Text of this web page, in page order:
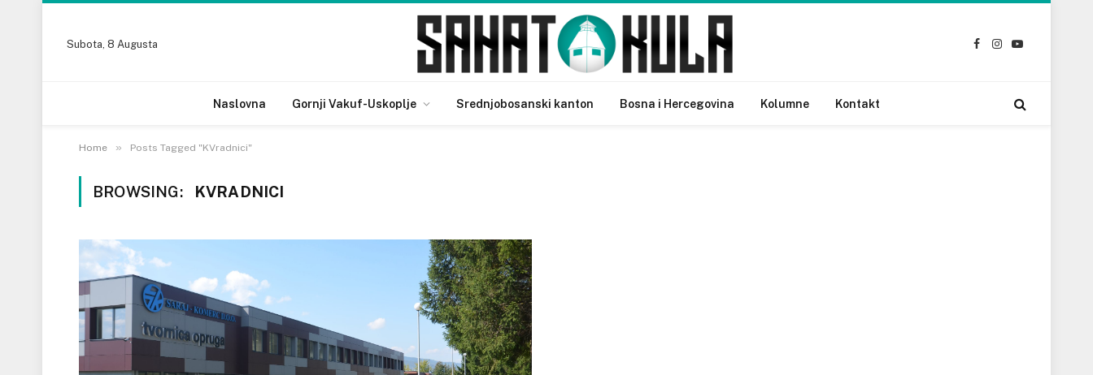
Subota, 8 Augusta
Facebook
Instagram
YouTube
Naslovna Gornji Vakuf-Uskoplje Srednjobosanski kanton Bosna i Hercegovina Kolumne Kontakt
Home » Posts Tagged "KVradnici"
BROWSING: KVRADNICI